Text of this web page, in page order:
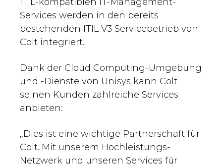
ITIL-kompatiblen IT-Management-
Services werden in den bereits
bestehenden ITIL V3 Servicebetrieb von
Colt integriert.
Dank der Cloud Computing-Umgebung
und -Dienste von Unisys kann Colt
seinen Kunden zahlreiche Services
anbieten:
„Dies ist eine wichtige Partnerschaft für
Colt. Mit unserem Hochleistungs-
Netzwerk und unseren Services für